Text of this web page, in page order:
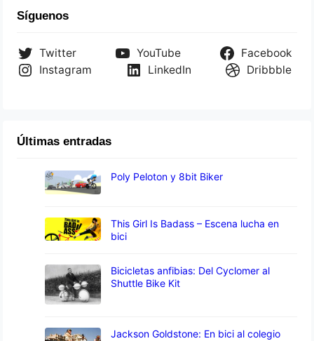
Síguenos
Twitter YouTube
Facebook
Instagram
LinkedIn Dribbble
Últimas entradas
Poly Peloton y 8bit Biker
This Girl Is Badass – Escena lucha en
bici
Bicicletas anfibias: Del Cyclomer al
Shuttle Bike Kit
Jackson Goldstone: En bici al colegio